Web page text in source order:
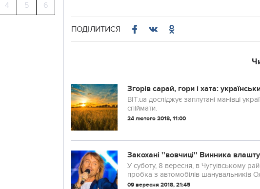
4 5 6
ПОДІЛИТИСЯ
Згорів сарай, гори і хата:
BIT.ua досліджує заплутані манівці
спіймати.
24 лютого 2018, 11:00
Закохані ''вовчиці'' Винника
У суботу, 8 вересня, в Чугуївському
пробка з автомобілів шанувальників
09 вересня 2018, 21:45